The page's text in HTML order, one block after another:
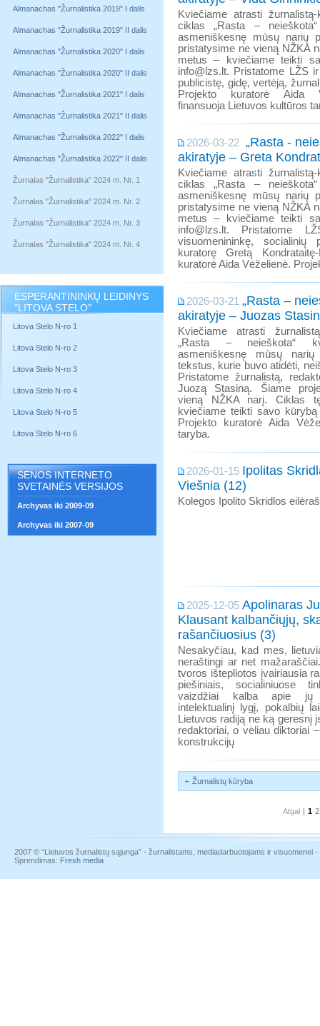
Almanachas "Žurnalistika 2019" I dalis
Almanachas "Žurnalistika 2019" II dalis
Almanachas "Žurnalistika 2020" I dalis
Almanachas "Žurnalistika 2020" II dalis
Almanachas "Žurnalistika 2021" I dalis
Almanachas "Žurnalistika 2021" II dalis
Almanachas "Žurnalistika 2022" I dalis
Almanachas "Žurnalistika 2022" II dalis
Žurnalas "Žurnalistika" 2024 m. Nr. 1
Žurnalas "Žurnalistika" 2024 m. Nr. 2
Žurnalas "Žurnalistika" 2024 m. Nr. 3
Žurnalas "Žurnalistika" 2024 m. Nr. 4
ESPERANTININKŲ LEIDINYS
"LITOVA STELO"
Litova Stelo N-ro 1
Litova Stelo N-ro 2
Litova Stelo N-ro 3
Litova Stelo N-ro 4
Litova Stelo N-ro 5
Litova Stelo N-ro 6
SENOS INTERNETO
SVETAINĖS VERSIJOS
Archyvas iki 2009-09
Archyvas iki 2007-09
Kviečiame atrasti
ciklas „Rasta –
asmeniškesnę mūsų narių
pristatysime ne vieną NŽKA
metus – kviečiame teikti
info@lzs.lt. Pristatome LŽS
publicistę, gidę, vertėją,
Projekto kuratorė Aida
finansuoja Lietuvos kultūros
2026-03-22 „Rasta -
akiratyje – Greta
Kviečiame atrasti
ciklas „Rasta –
asmeniškesnę mūsų narių
pristatysime ne vieną NŽKA
metus – kviečiame teikti
info@lzs.lt. Pristatome
visuomenininkę, socialinių
kuratorę Gretą
kuratorė Aida Vėželienė.
2026-03-21 „Rasta –
akiratyje – Juozas
Kviečiame atrasti
„Rasta – neieškota“
asmeniškesnę mūsų
tekstus, kurie buvo atidėti,
Pristatome žurnalistą,
Juozą Stasiną. Šiame
vieną NŽKA narį. Ciklas
kviečiame teikti savo
Projekto kuratorė Aida
taryba.
2026-01-15 Ipolitas
Viešnia (12)
Kolegos Ipolito Skridlos
2025-12-05 Apolinaras
Klausant kalbančiųjų,
rašančiuosius (3)
Nesakyčiau, kad mes,
neraštingi ar net
tvoros ištepliotos įvairiausia
piešiniais, socialiniuose
vaizdžiai kalba apie jų
intelektualinį lygį, pokalbių
Lietuvos radiją ne ką
redaktoriai, o vėliau diktoriai
konstrukcijų
Žurnalistų kūryba
Atgal | 1 2
2007 © “Lietuvos žurnalistų sąjunga” - žurnalistams, mediadarbuotojams ir visuomenei
Sprendimas: Fresh media